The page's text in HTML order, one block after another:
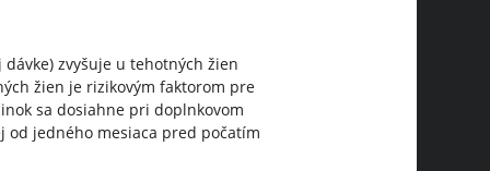
zvyšuje u tehotných žien
žien je rizikovým faktorom pre
sa dosiahne pri doplnkovom
od jedného mesiaca pred počatím